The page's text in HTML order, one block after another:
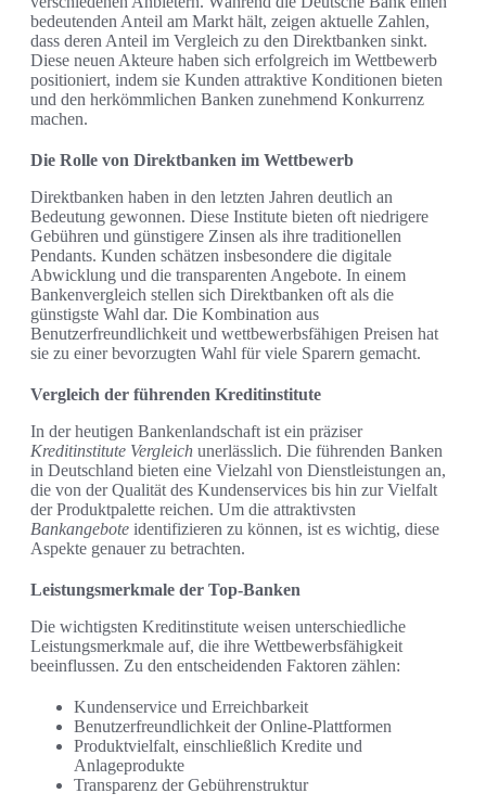
bedeutenden Anteil am Markt hält, zeigen aktuelle Zahlen,
dass deren Anteil im Vergleich zu den Direktbanken sinkt.
Diese neuen Akteure haben sich erfolgreich im Wettbewerb
positioniert, indem sie Kunden attraktive Konditionen bieten
und den herkömmlichen Banken zunehmend Konkurrenz
machen.
Die Rolle von Direktbanken im Wettbewerb
Direktbanken haben in den letzten Jahren deutlich an
Bedeutung gewonnen. Diese Institute bieten oft niedrigere
Gebühren und günstigere Zinsen als ihre traditionellen
Pendants. Kunden schätzen insbesondere die digitale
Abwicklung und die transparenten Angebote. In einem
Bankenvergleich stellen sich Direktbanken oft als die
günstigste Wahl dar. Die Kombination aus
Benutzerfreundlichkeit und wettbewerbsfähigen Preisen hat
sie zu einer bevorzugten Wahl für viele Sparern gemacht.
Vergleich der führenden Kreditinstitute
In der heutigen Bankenlandschaft ist ein präziser
Kreditinstitute Vergleich unerlässlich. Die führenden Banken
in Deutschland bieten eine Vielzahl von Dienstleistungen an,
die von der Qualität des Kundenservices bis hin zur Vielfalt
der Produktpalette reichen. Um die attraktivsten
Bankangebote identifizieren zu können, ist es wichtig, diese
Aspekte genauer zu betrachten.
Leistungsmerkmale der Top-Banken
Die wichtigsten Kreditinstitute weisen unterschiedliche
Leistungsmerkmale auf, die ihre Wettbewerbsfähigkeit
beeinflussen. Zu den entscheidenden Faktoren zählen:
Kundenservice und Erreichbarkeit
Benutzerfreundlichkeit der Online-Plattformen
Produktvielfalt, einschließlich Kredite und
Anlageprodukte
Transparenz der Gebührenstruktur